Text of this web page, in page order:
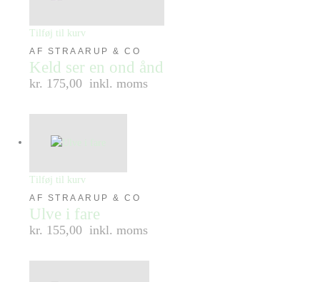
Tilføj til kurv
AF STRAARUP & CO
Keld ser en ond ånd
kr. 175,00 inkl. moms
Tilføj til kurv
AF STRAARUP & CO
Ulve i fare
kr. 155,00 inkl. moms